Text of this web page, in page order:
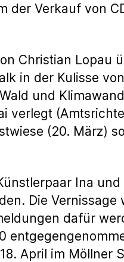
der Verkauf von
Christian Lopau
in der Kulisse
und
verlegt
(20. März)
Ina
Die Vernissage
dafür
April im Möllner